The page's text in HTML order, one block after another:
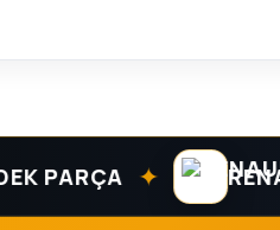
PARÇA ✦